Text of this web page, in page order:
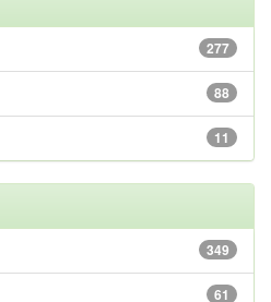
277
88
11
349
61